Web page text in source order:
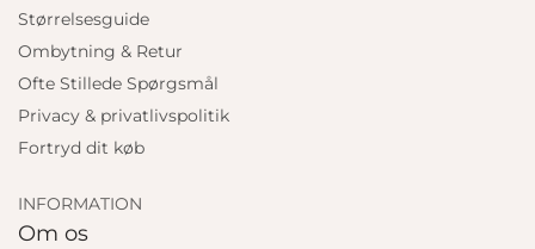
Størrelsesguide
Ombytning & Retur
Ofte Stillede Spørgsmål
Privacy & privatlivspolitik
Fortryd dit køb
INFORMATION
Om os